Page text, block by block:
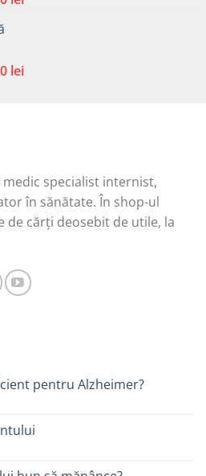
lei.
leiPrețul
medic specialist internist,
în sănătate. În shop-ul
de cărți deosebit de utile, la
pentru Alzheimer?